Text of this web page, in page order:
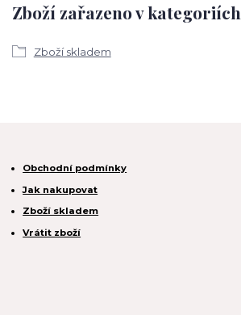
Zboží zařazeno v kategoriích
Zboží skladem
Obchodní podmínky
Jak nakupovat
Zboží skladem
Vrátit zboží